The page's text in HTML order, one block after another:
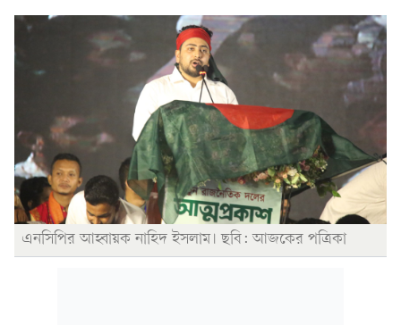
এনসিপির আহ্বায়ক নাহিদ ইসলাম। ছবি: আজকের পত্রিকা